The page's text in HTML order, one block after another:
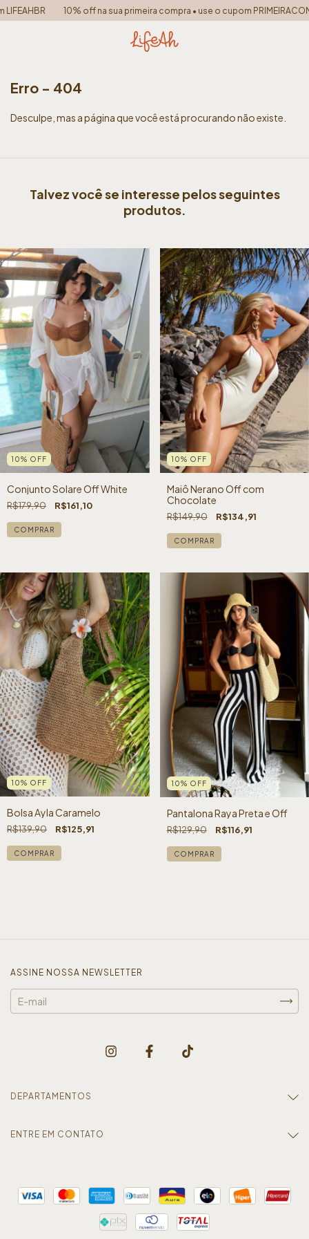
10% off na sua primeira compra • use o cupom
Erro - 404
Desculpe, mas a página que você está procurando não existe.
Talvez você se interesse pelos seguintes
produtos.
10% OFF
Conjunto Solare Off White
R$179,90 R$161,10
COMPRAR
10% OFF
Maiô Nerano Off com
Chocolate
R$149,90 R$134,91
COMPRAR
10% OFF
Bolsa Ayla Caramelo
R$139,90 R$125,91
10% OFF
Pantalona Raya Preta e Off
R$129,90 R$116,91
COMPRAR
ASSINE NOSSA NEWSLETTER
DEPARTAMENTOS
ENTRE EM CONTATO